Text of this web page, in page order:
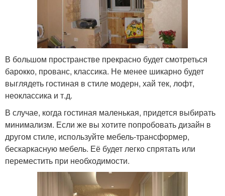
В большом пространстве прекрасно будет смотреться
барокко, прованс, классика. Не менее шикарно будет
выглядеть гостиная в стиле модерн, хай тек, лофт,
неоклассика и т.д.
В случае, когда гостиная маленькая, придется выбирать
минимализм. Если же вы хотите попробовать дизайн в
другом стиле, используйте мебель-трансформер,
бескаркасную мебель. Её будет легко спрятать или
переместить при необходимости.